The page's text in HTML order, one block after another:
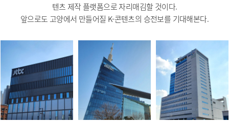
텐츠 제작 플랫폼으로 자리매김할 것이다.
앞으로도 고양에서 만들어질 K-콘텐츠의 승전보를 기대해본다.